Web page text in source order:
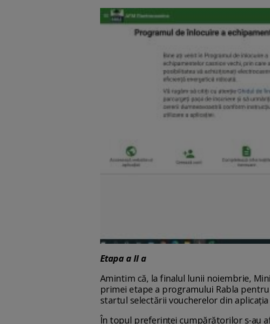
Etapa a II a
Amintim că, la finalul lunii noiembrie,
primei etape a programului Rabla
startul selectării voucherelor din
În topul preferinţei cumpărătorilor s-au